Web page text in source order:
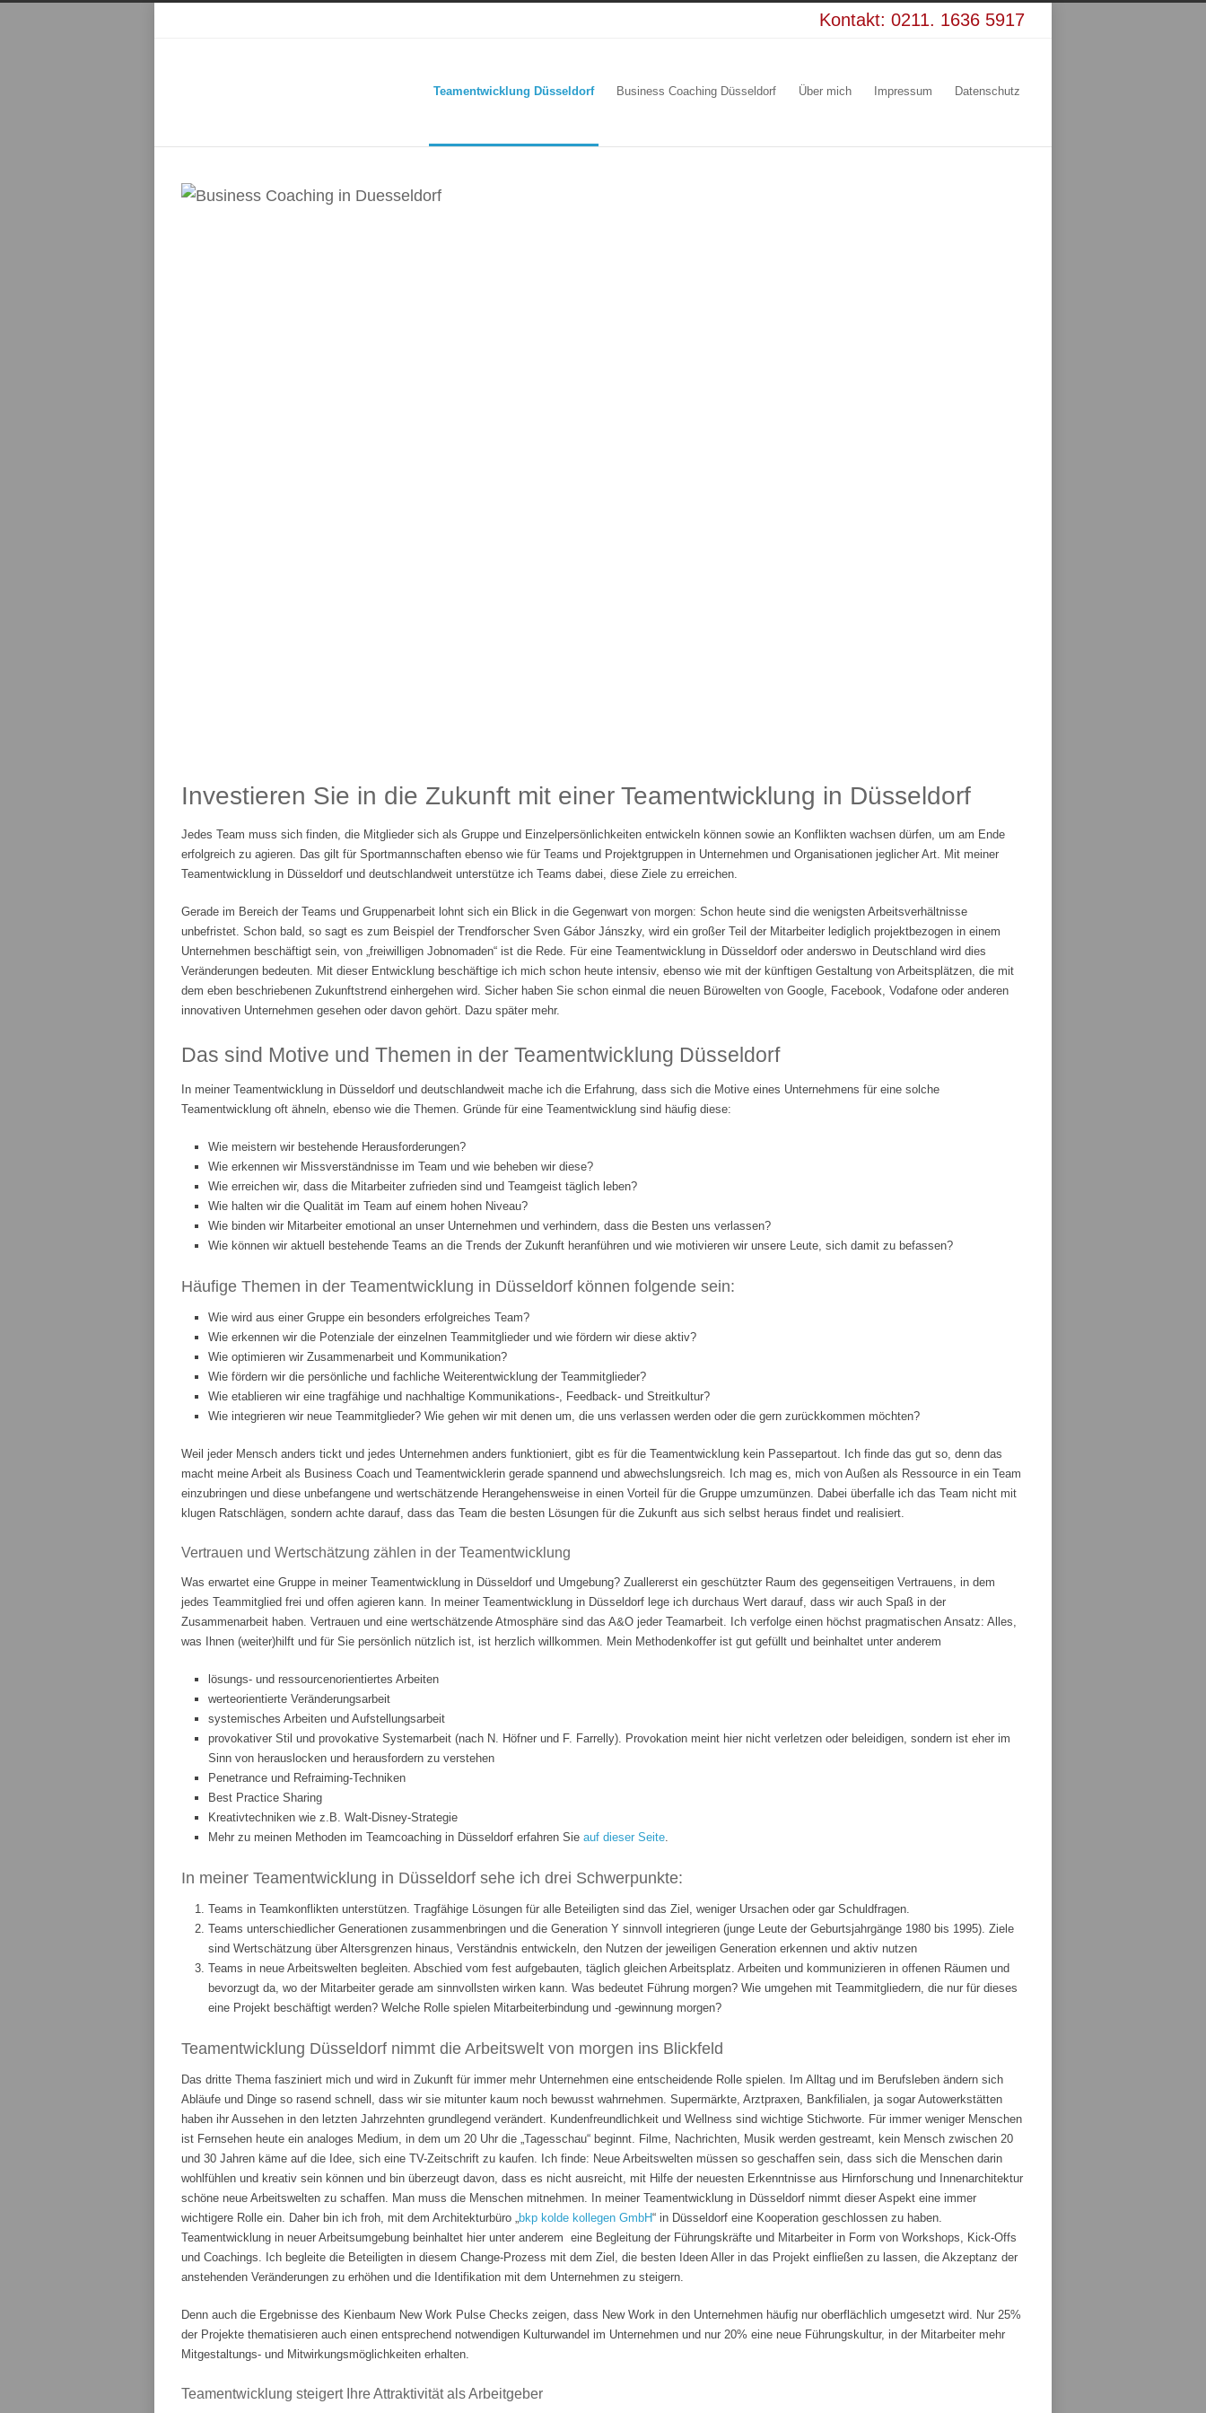
Kontakt: 0211. 1636 5917
Teamentwicklung Düsseldorf Business Coaching Düsseldorf Über mich Impressum Datenschutz
Investieren Sie in die Zukunft mit einer Teamentwicklung in Düsseldorf
Jedes Team muss sich finden, die Mitglieder sich als Gruppe und Einzelpersönlichkeiten entwickeln können sowie an Konflikten wachsen dürfen, um am Ende
erfolgreich zu agieren. Das gilt für Sportmannschaften ebenso wie für Teams und Projektgruppen in Unternehmen und Organisationen jeglicher Art. Mit meiner
Teamentwicklung in Düsseldorf und deutschlandweit unterstütze ich Teams dabei, diese Ziele zu erreichen.
Gerade im Bereich der Teams und Gruppenarbeit lohnt sich ein Blick in die Gegenwart von morgen: Schon heute sind die wenigsten Arbeitsverhältnisse
unbefristet. Schon bald, so sagt es zum Beispiel der Trendforscher Sven Gábor Jánszky, wird ein großer Teil der Mitarbeiter lediglich projektbezogen in einem
Unternehmen beschäftigt sein, von „freiwilligen Jobnomaden“ ist die Rede. Für eine Teamentwicklung in Düsseldorf oder anderswo in Deutschland wird dies
Veränderungen bedeuten. Mit dieser Entwicklung beschäftige ich mich schon heute intensiv, ebenso wie mit der künftigen Gestaltung von Arbeitsplätzen, die mit
dem eben beschriebenen Zukunftstrend einhergehen wird. Sicher haben Sie schon einmal die neuen Bürowelten von Google, Facebook, Vodafone oder anderen
innovativen Unternehmen gesehen oder davon gehört. Dazu später mehr.
Das sind Motive und Themen in der Teamentwicklung Düsseldorf
In meiner Teamentwicklung in Düsseldorf und deutschlandweit mache ich die Erfahrung, dass sich die Motive eines Unternehmens für eine solche
Teamentwicklung oft ähneln, ebenso wie die Themen. Gründe für eine Teamentwicklung sind häufig diese:
Wie meistern wir bestehende Herausforderungen?
Wie erkennen wir Missverständnisse im Team und wie beheben wir diese?
Wie erreichen wir, dass die Mitarbeiter zufrieden sind und Teamgeist täglich leben?
Wie halten wir die Qualität im Team auf einem hohen Niveau?
Wie binden wir Mitarbeiter emotional an unser Unternehmen und verhindern, dass die Besten uns verlassen?
Wie können wir aktuell bestehende Teams an die Trends der Zukunft heranführen und wie motivieren wir unsere Leute, sich damit zu befassen?
Häufige Themen in der Teamentwicklung in Düsseldorf können folgende sein:
Wie wird aus einer Gruppe ein besonders erfolgreiches Team?
Wie erkennen wir die Potenziale der einzelnen Teammitglieder und wie fördern wir diese aktiv?
Wie optimieren wir Zusammenarbeit und Kommunikation?
Wie fördern wir die persönliche und fachliche Weiterentwicklung der Teammitglieder?
Wie etablieren wir eine tragfähige und nachhaltige Kommunikations-, Feedback- und Streitkultur?
Wie integrieren wir neue Teammitglieder? Wie gehen wir mit denen um, die uns verlassen werden oder die gern zurückkommen möchten?
Weil jeder Mensch anders tickt und jedes Unternehmen anders funktioniert, gibt es für die Teamentwicklung kein Passepartout. Ich finde das gut so, denn das
macht meine Arbeit als Business Coach und Teamentwicklerin gerade spannend und abwechslungsreich. Ich mag es, mich von Außen als Ressource in ein Team
einzubringen und diese unbefangene und wertschätzende Herangehensweise in einen Vorteil für die Gruppe umzumünzen. Dabei überfalle ich das Team nicht mit
klugen Ratschlägen, sondern achte darauf, dass das Team die besten Lösungen für die Zukunft aus sich selbst heraus findet und realisiert.
Vertrauen und Wertschätzung zählen in der Teamentwicklung
Was erwartet eine Gruppe in meiner Teamentwicklung in Düsseldorf und Umgebung? Zuallererst ein geschützter Raum des gegenseitigen Vertrauens, in dem
jedes Teammitglied frei und offen agieren kann. In meiner Teamentwicklung in Düsseldorf lege ich durchaus Wert darauf, dass wir auch Spaß in der
Zusammenarbeit haben. Vertrauen und eine wertschätzende Atmosphäre sind das A&O jeder Teamarbeit. Ich verfolge einen höchst pragmatischen Ansatz: Alles,
was Ihnen (weiter)hilft und für Sie persönlich nützlich ist, ist herzlich willkommen. Mein Methodenkoffer ist gut gefüllt und beinhaltet unter anderem
lösungs- und ressourcenorientiertes Arbeiten
werteorientierte Veränderungsarbeit
systemisches Arbeiten und Aufstellungsarbeit
provokativer Stil und provokative Systemarbeit (nach N. Höfner und F. Farrelly). Provokation meint hier nicht verletzen oder beleidigen, sondern ist eher im
Sinn von herauslocken und herausfordern zu verstehen
Penetrance und Refraiming-Techniken
Best Practice Sharing
Kreativtechniken wie z.B. Walt-Disney-Strategie
Mehr zu meinen Methoden im Teamcoaching in Düsseldorf erfahren Sie auf dieser Seite.
In meiner Teamentwicklung in Düsseldorf sehe ich drei Schwerpunkte:
Teams in Teamkonflikten unterstützen. Tragfähige Lösungen für alle Beteiligten sind das Ziel, weniger Ursachen oder gar Schuldfragen.
Teams unterschiedlicher Generationen zusammenbringen und die Generation Y sinnvoll integrieren (junge Leute der Geburtsjahrgänge 1980 bis 1995). Ziele
sind Wertschätzung über Altersgrenzen hinaus, Verständnis entwickeln, den Nutzen der jeweiligen Generation erkennen und aktiv nutzen
Teams in neue Arbeitswelten begleiten. Abschied vom fest aufgebauten, täglich gleichen Arbeitsplatz. Arbeiten und kommunizieren in offenen Räumen und
bevorzugt da, wo der Mitarbeiter gerade am sinnvollsten wirken kann. Was bedeutet Führung morgen? Wie umgehen mit Teammitgliedern, die nur für dieses
eine Projekt beschäftigt werden? Welche Rolle spielen Mitarbeiterbindung und -gewinnung morgen?
Teamentwicklung Düsseldorf nimmt die Arbeitswelt von morgen ins Blickfeld
Das dritte Thema fasziniert mich und wird in Zukunft für immer mehr Unternehmen eine entscheidende Rolle spielen. Im Alltag und im Berufsleben ändern sich
Abläufe und Dinge so rasend schnell, dass wir sie mitunter kaum noch bewusst wahrnehmen. Supermärkte, Arztpraxen, Bankfilialen, ja sogar Autowerkstätten
haben ihr Aussehen in den letzten Jahrzehnten grundlegend verändert. Kundenfreundlichkeit und Wellness sind wichtige Stichworte. Für immer weniger Menschen
ist Fernsehen heute ein analoges Medium, in dem um 20 Uhr die „Tagesschau“ beginnt. Filme, Nachrichten, Musik werden gestreamt, kein Mensch zwischen 20
und 30 Jahren käme auf die Idee, sich eine TV-Zeitschrift zu kaufen. Ich finde: Neue Arbeitswelten müssen so geschaffen sein, dass sich die Menschen darin
wohlfühlen und kreativ sein können und bin überzeugt davon, dass es nicht ausreicht, mit Hilfe der neuesten Erkenntnisse aus Hirnforschung und Innenarchitektur
schöne neue Arbeitswelten zu schaffen. Man muss die Menschen mitnehmen. In meiner Teamentwicklung in Düsseldorf nimmt dieser Aspekt eine immer
wichtigere Rolle ein. Daher bin ich froh, mit dem Architekturbüro „bkp kolde kollegen GmbH“ in Düsseldorf eine Kooperation geschlossen zu haben.
Teamentwicklung in neuer Arbeitsumgebung beinhaltet hier unter anderem eine Begleitung der Führungskräfte und Mitarbeiter in Form von Workshops, Kick-Offs
und Coachings. Ich begleite die Beteiligten in diesem Change-Prozess mit dem Ziel, die besten Ideen Aller in das Projekt einfließen zu lassen, die Akzeptanz der
anstehenden Veränderungen zu erhöhen und die Identifikation mit dem Unternehmen zu steigern.
Denn auch die Ergebnisse des Kienbaum New Work Pulse Checks zeigen, dass New Work in den Unternehmen häufig nur oberflächlich umgesetzt wird. Nur 25%
der Projekte thematisieren auch einen entsprechend notwendigen Kulturwandel im Unternehmen und nur 20% eine neue Führungskultur, in der Mitarbeiter mehr
Mitgestaltungs- und Mitwirkungsmöglichkeiten erhalten.
Teamentwicklung steigert Ihre Attraktivität als Arbeitgeber